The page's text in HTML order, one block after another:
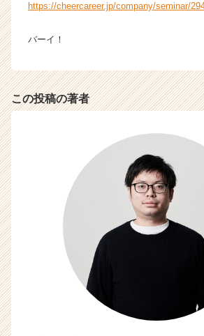
https://cheercareer.jp/company/seminar/
バーイ！
この投稿の著者